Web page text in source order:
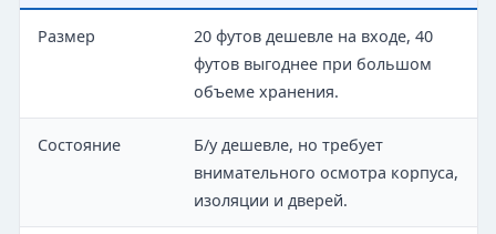
Размер
20 футов дешевле на входе, 40
футов выгоднее при большом
объеме хранения.
Состояние
Б/у дешевле, но требует
внимательного осмотра корпуса,
изоляции и дверей.